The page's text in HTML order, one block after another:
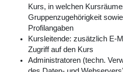
Kurs, in welchen
Gruppenzugehörigkeit
Profilangaben
Kursleitende: zusätzlich E-
Zugriff auf den Kurs
Administratoren (techn.